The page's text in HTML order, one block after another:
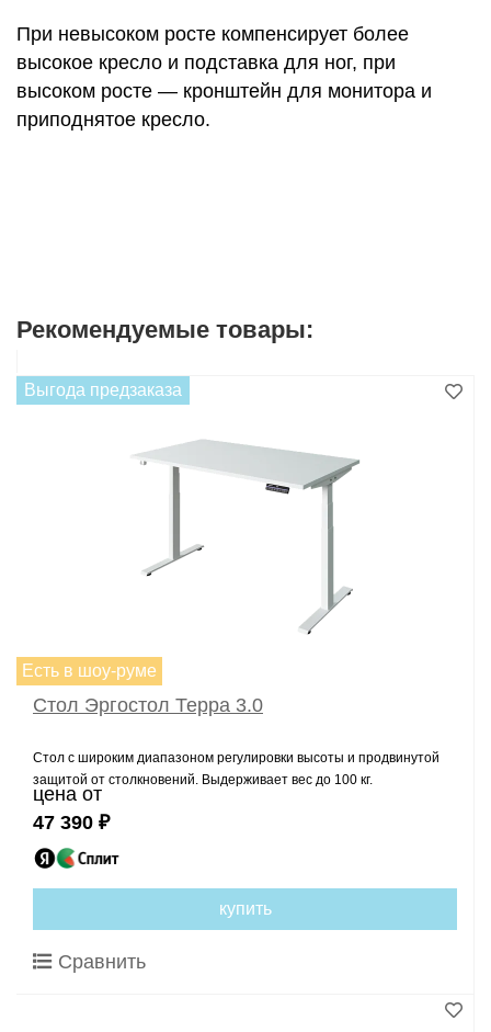
При невысоком росте компенсирует более
высокое кресло и подставка для ног, при
высоком росте — кронштейн для монитора и
приподнятое кресло.
Рекомендуемые товары:
Выгода предзаказа
Есть в шоу-руме
Стол Эргостол Терра 3.0
Стол с широким диапазоном регулировки высоты и продвинутой
защитой от столкновений. Выдерживает вес до 100 кг.
цена от
47 390 ₽
купить
Сравнить